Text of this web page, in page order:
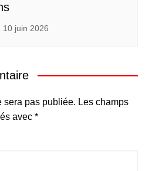
10 juin 2026
sera pas publiée. Les champs
avec *